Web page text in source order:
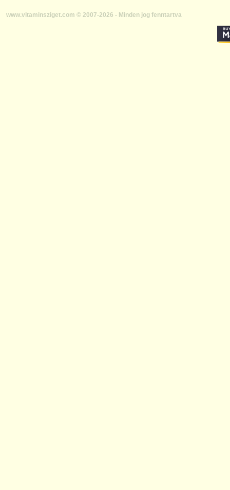
www.vitaminsziget.com © 2007-2026 - Minden jog fenntartva